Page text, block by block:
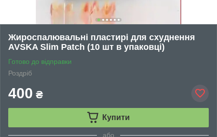
Жироспалювальні пластирі для схуднення
AVSKA Slim Patch (10 шт в упаковці)
Готово до відправки
Роздріб
400 ₴
Купити
або